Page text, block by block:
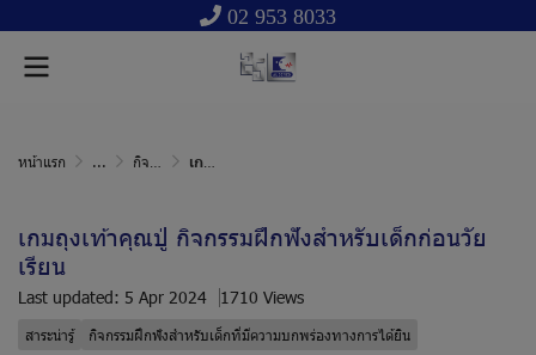
02 953 8033
หน้าแรก ... กิจกรรมฝึกฟังสำหรับเด็กที่มีความบกพร่องทางการได้ยิน เกมถุงเท้าคุณปู่ กิจกรรมฝึกฟังสำหรับเด็กก่อนวัยเรียน
เกมถุงเท้าคุณปู่ กิจกรรมฝึกฟังสำหรับเด็กก่อนวัย
เรียน
Last updated: 5 Apr 2024 1710 Views
สาระน่ารู้ กิจกรรมฝึกฟังสำหรับเด็กที่มีความบกพร่องทางการได้ยิน